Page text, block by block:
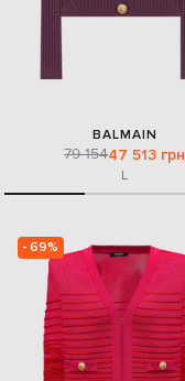
BALMAIN
79 15447 513 грн
L
- 69%